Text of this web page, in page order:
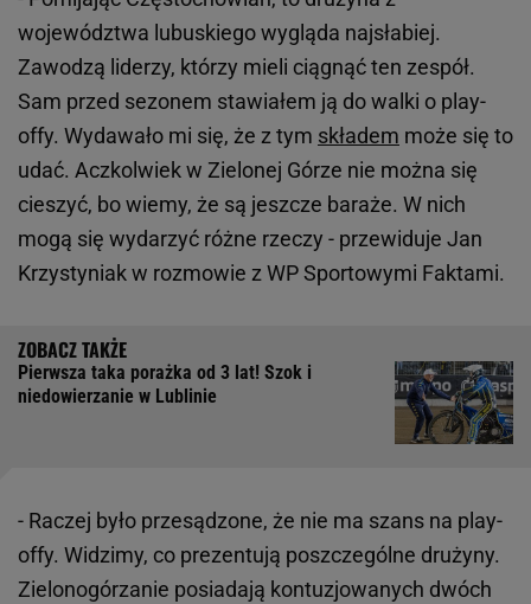
województwa lubuskiego wygląda najsłabiej.
Zawodzą liderzy, którzy mieli ciągnąć ten zespół.
Sam przed sezonem stawiałem ją do walki o play-
offy. Wydawało mi się, że z tym składem może się to
udać. Aczkolwiek w Zielonej Górze nie można się
cieszyć, bo wiemy, że są jeszcze baraże. W nich
mogą się wydarzyć różne rzeczy - przewiduje Jan
Krzystyniak w rozmowie z WP Sportowymi Faktami.
Pierwsza taka porażka od 3 lat! Szok i
niedowierzanie w Lublinie
- Raczej było przesądzone, że nie ma szans na play-
offy. Widzimy, co prezentują poszczególne drużyny.
Zielonogórzanie posiadają kontuzjowanych dwóch